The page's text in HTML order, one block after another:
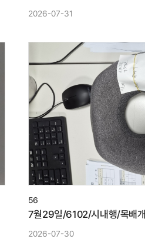
2026-07-31
56
7월29일/6102/시내행/목배개
2026-07-30